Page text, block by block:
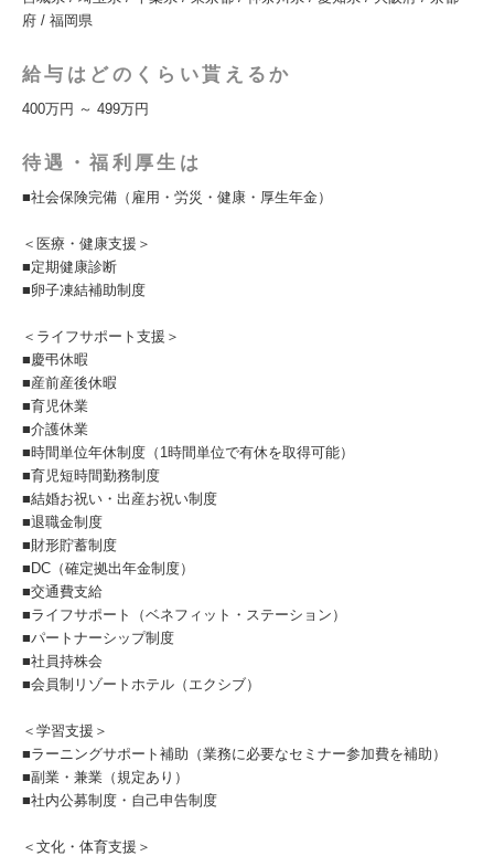
府 / 福岡県
給与はどのくらい貰えるか
400万円 ～ 499万円
待遇・福利厚生は
■社会保険完備（雇用・労災・健康・厚生年金）
＜医療・健康支援＞
■定期健康診断
■卵子凍結補助制度
＜ライフサポート支援＞
■慶弔休暇
■産前産後休暇
■育児休業
■介護休業
■時間単位年休制度（1時間単位で有休を取得可能）
■育児短時間勤務制度
■結婚お祝い・出産お祝い制度
■退職金制度
■財形貯蓄制度
■DC（確定拠出年金制度）
■交通費支給
■ライフサポート（ベネフィット・ステーション）
■パートナーシップ制度
■社員持株会
■会員制リゾートホテル（エクシブ）
＜学習支援＞
■ラーニングサポート補助（業務に必要なセミナー参加費を補助）
■副業・兼業（規定あり）
■社内公募制度・自己申告制度
＜文化・体育支援＞